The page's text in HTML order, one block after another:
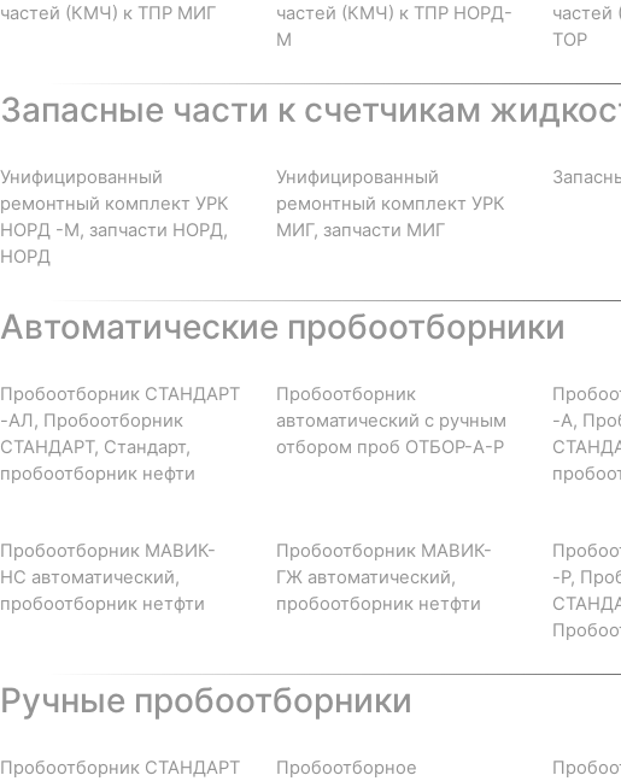
частей (КМЧ) к ТПР МИГ
частей (КМЧ) к ТПР НОРД-
М
ТОР
Запасные части к счетчикам
Унифицированный
ремонтный комплект УРК
НОРД -М, запчасти НОРД,
НОРД
Унифицированный
ремонтный комплект УРК
МИГ, запчасти МИГ
Автоматические пробоотборники
Пробоотборник СТАНДАРТ
-АЛ, Пробоотборник
СТАНДАРТ, Стандарт,
пробоотборник нефти
Пробоотборник
автоматический с ручным
отбором проб ОТБОР-А-Р
-А,
Пробоотборник МАВИК-
НС автоматический,
пробоотборник нетфти
Пробоотборник МАВИК-
ГЖ автоматический,
пробоотборник нетфти
-Р,
Ручные пробоотборники
Пробоотборник СТАНДАРТ
Пробоотборное